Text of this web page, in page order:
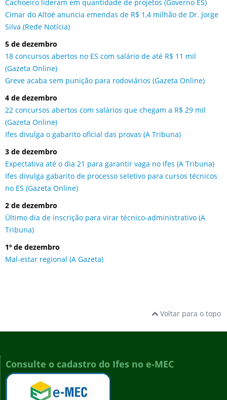
Cachoeiro lideram em quantidade de projetos (Governo ES)
Cimar do Altoé anuncia emendas de R$ 1,4 milhão de Dr. Jorge
Silva (Rede Notícia)
5 de dezembro
18 concursos abertos no ES com salário de até R$ 11 mil
(Gazeta Online)
Greve acaba sem punição para rodoviários (Gazeta Online)
4 de dezembro
22 concursos abertos com salários que chegam a R$ 29 mil
(Gazeta Online)
Ifes divulga o gabarito oficial das provas (A Tribuna)
3 de dezembro
Expectativa até o dia 21 para garantir vaga no Ifes (A Tribuna)
Ifes divulga gabarito de processo seletivo para cursos técnicos
no ES (Gazeta Online)
2 de dezembro
Último dia de inscrição para virar técnico-administrativo (A
Tribuna)
1º de dezembro
Mal-estar regional (A Gazeta)
Voltar para o topo
Consulte o cadastro do Ifes no e-MEC